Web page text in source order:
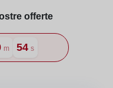
offerte
m 52 s